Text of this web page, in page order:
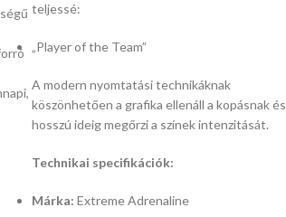
teljessé:
„Player of the Team”
A modern nyomtatási technikáknak
köszönhetően a grafika ellenáll a kopásnak és
hosszú ideig megőrzi a színek intenzitását.
Technikai specifikációk:
Márka: Extreme Adrenaline